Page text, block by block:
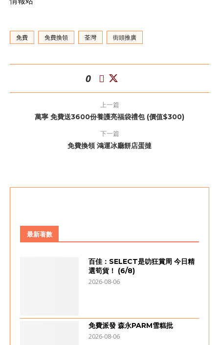
免費 免費換領 荃灣 街頭推廣
0
上一篇
萬寧 免費送3600份養護亮福袋禮包 (價值$300)
下一篇
免費換領 鴻運冰廳餅店蛋撻
最新著數
百佳：SELECT是叻狂賞周 今日精
選筍貨！ (6/8)
2026-08-06
免費派發 森永PARM雪糕批
2026-08-06